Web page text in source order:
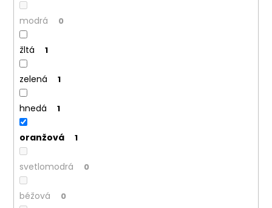
modrá 0
žltá 1
zelená 1
hnedá 1
oranžová 1
svetlomodrá 0
béžová 0